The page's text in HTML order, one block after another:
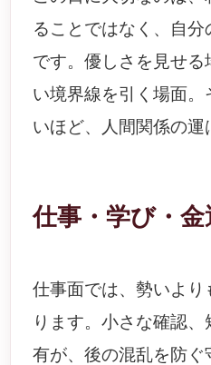
ることではなく、自分
です。優しさを見せ
い境界線を引く場面
いほど、人間関係の運
仕事・学び・金
仕事面では、勢いよ
ります。小さな確認
有が、後の混乱を防ぐ